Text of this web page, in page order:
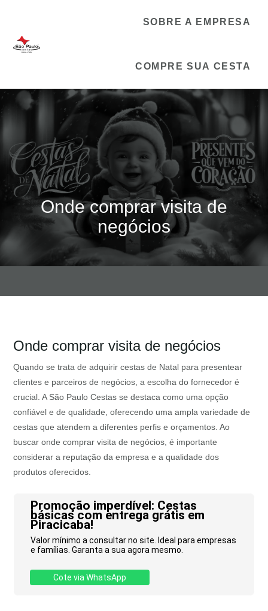
SOBRE A EMPRESA
COMPRE SUA CESTA
Onde comprar visita de
negócios
Onde comprar visita de negócios
Quando se trata de adquirir cestas de Natal para presentear
clientes e parceiros de negócios, a escolha do fornecedor é
crucial. A São Paulo Cestas se destaca como uma opção
confiável e de qualidade, oferecendo uma ampla variedade de
cestas que atendem a diferentes perfis e orçamentos. Ao
buscar onde comprar visita de negócios, é importante
considerar a reputação da empresa e a qualidade dos
produtos oferecidos.
Promoção imperdível: Cestas
básicas com entrega grátis em
Piracicaba!
Valor mínimo a consultar no site. Ideal para empresas
e famílias. Garanta a sua agora mesmo.
Cote via WhatsApp